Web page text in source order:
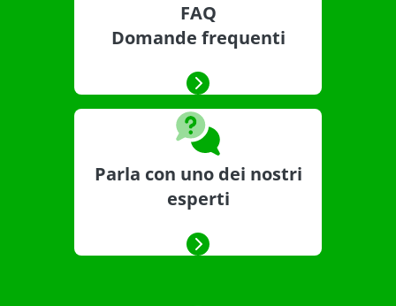
FAQ
Domande frequenti
Parla con uno dei nostri
esperti